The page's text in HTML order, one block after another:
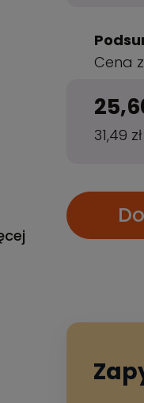
Cena
31,49 zł